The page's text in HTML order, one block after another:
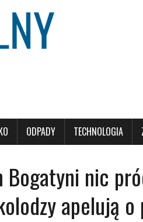
ODPADY TECHNOLOGIA
Bogatyni nic
apelują